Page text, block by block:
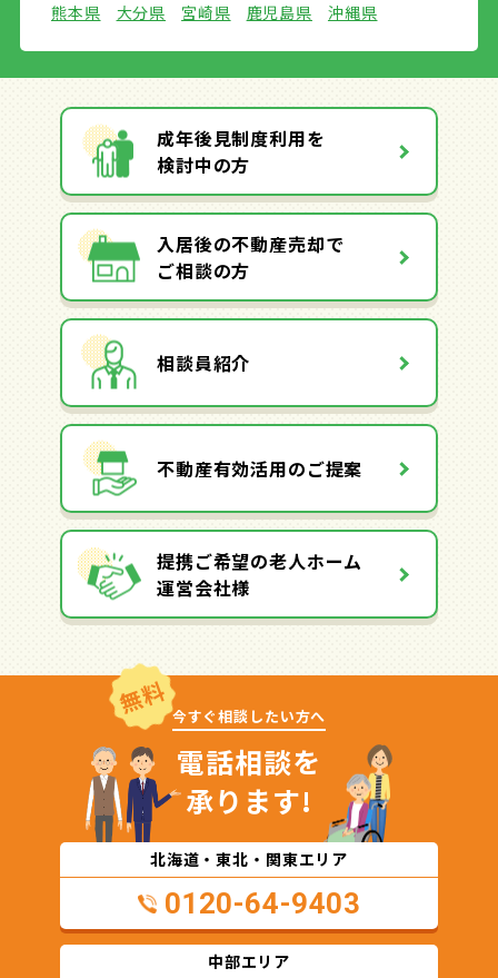
熊本県
大分県 宮崎県 鹿児島県 沖縄県
成年後見制度利用を
検討中の方
入居後の不動産売却で
ご相談の方
相談員紹介
不動産有効活用のご提案
提携ご希望の老人ホーム
運営会社様
無料 今すぐ相談したい方へ
電話相談を
承ります!
北海道・東北・関東エリア
0120-64-9403
中部エリア